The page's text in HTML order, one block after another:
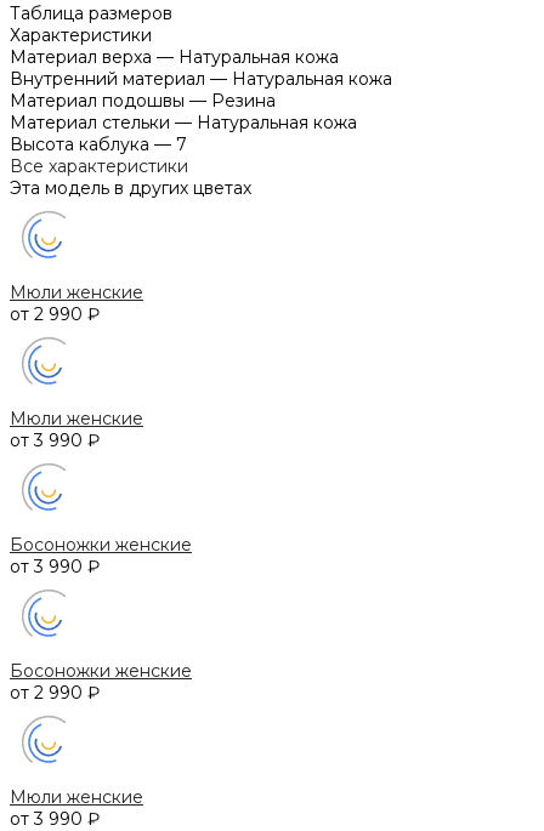
Таблица размеров
Характеристики
Материал верха — Натуральная кожа
Внутренний материал — Натуральная кожа
Материал подошвы — Резина
Материал стельки — Натуральная кожа
Высота каблука — 7
Все характеристики
Эта модель в других цветах
Мюли женские
от 2 990 ₽
Мюли женские
от 3 990 ₽
Босоножки женские
от 3 990 ₽
Босоножки женские
от 2 990 ₽
Мюли женские
от 3 990 ₽